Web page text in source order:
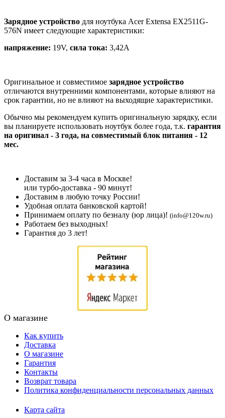
Зарядное устройство для ноутбука Acer Extensa EX2511G-
576N имеет следующие характеристики:
напряжение: 19V, сила тока: 3,42A
Оригинальное и совместимое зарядное устройство
отличаются внутренними компонентами, которые влияют на
срок гарантии, но не влияют на выходящие характеристики.
Обычно мы рекомендуем купить оригинальную зарядку, если
вы планируете использовать ноутбук более года, т.к. гарантия
на оригинал - 3 года, на совместимый блок питания - 12
мес.
Доставим за 3-4 часа в Москве!
или турбо-доставка - 90 минут!
Доставим в любую точку России!
Удобная оплата банковской картой!
Принимаем оплату по безналу (юр лица)! (info@120w.ru)
Работаем без выходных!
Гарантия до 3 лет!
О магазине
Как купить
Доставка
О магазине
Гарантия
Контакты
Возврат товара
Политика конфиденциальности персональных данных
Карта сайта